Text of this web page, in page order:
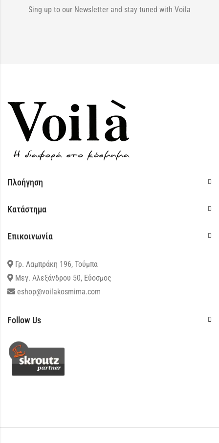
Sing up to our Newsletter and stay tuned with Voila
Πλοήγηση
Κατάστημα
Επικοινωνία
Γρ. Λαμπράκη 196, Τούμπα
Μεγ. Αλεξάνδρου 50, Εύοσμος
eshop@voilakosmima.com
Follow Us